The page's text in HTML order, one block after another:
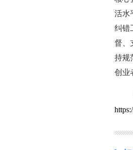
活水
纠错
督、
持规
创业